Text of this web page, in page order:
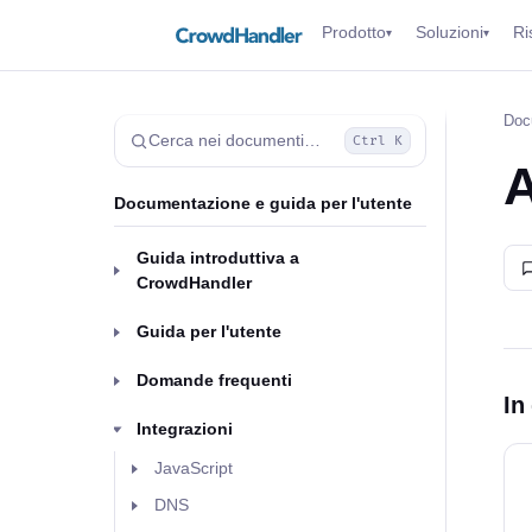
Prodotto▾ Soluzioni▾
Cerca nei documenti… Ctrl K
Documentazione e guida per l'utente
Guida introduttiva a
CrowdHandler
Guida per l'utente
Domande frequenti
Integrazioni
JavaScript
DNS
In